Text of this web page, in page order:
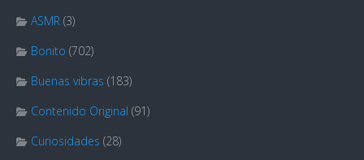
ASMR (3)
Bonito (702)
Buenas vibras (183)
Contenido Original (91)
Curiosidades (28)